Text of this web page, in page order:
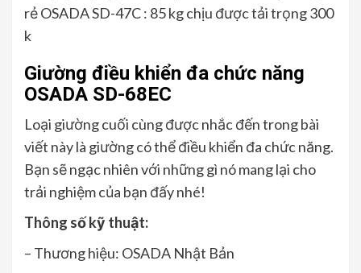
rẻ OSADA SD-47C : 85 kg chịu được tải trọng 300
k
Giường điều khiển đa chức năng
OSADA SD-68EC
Loại giường cuối cùng được nhắc đến trong bài
viết này là giường có thể điều khiển đa chức năng.
Bạn sẽ ngạc nhiên với những gì nó mang lại cho
trải nghiệm của bạn đấy nhé!
Thông số kỹ thuật:
– Thương hiệu: OSADA Nhật Bản